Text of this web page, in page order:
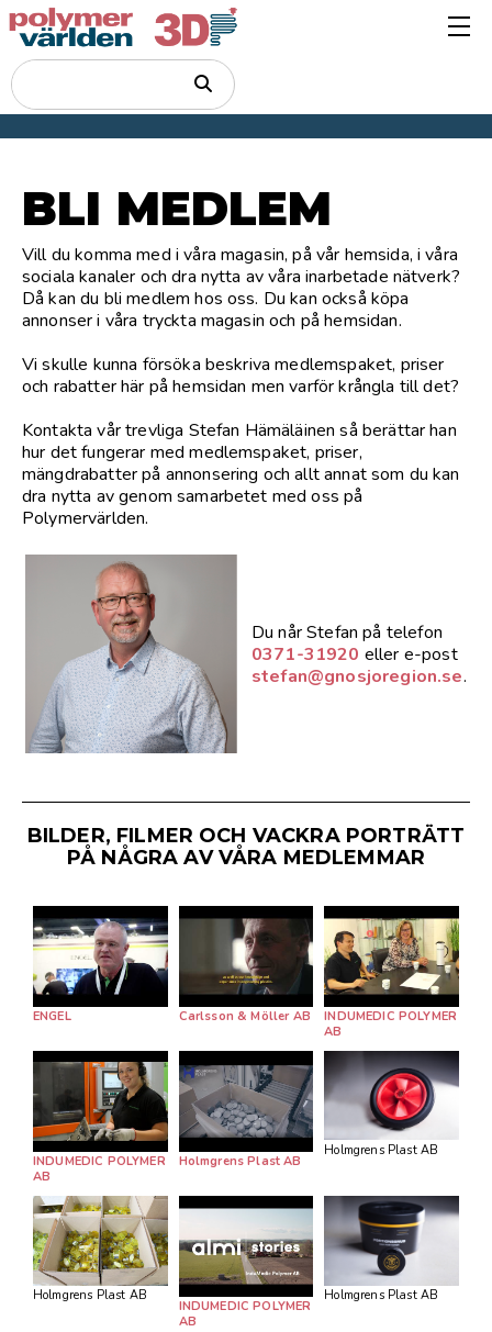
BLI MEDLEM
Vill du komma med i våra magasin, på vår hemsida, i våra
sociala kanaler och dra nytta av våra inarbetade nätverk?
Då kan du bli medlem hos oss. Du kan också köpa
annonser i våra tryckta magasin och på hemsidan.
Vi skulle kunna försöka beskriva medlemspaket, priser
och rabatter här på hemsidan men varför krångla till det?
Kontakta vår trevliga Stefan Hämäläinen så berättar han
hur det fungerar med medlemspaket, priser,
mängdrabatter på annonsering och allt annat som du kan
dra nytta av genom samarbetet med oss på
Polymervärlden.
Du når Stefan på telefon
0371-31920 eller e-post
stefan@gnosjoregion.se.
BILDER, FILMER OCH VACKRA PORTRÄTT
PÅ NÅGRA AV VÅRA MEDLEMMAR
ENGEL Carlsson & Möller AB
INDUMEDIC POLYMER
AB
INDUMEDIC POLYMER
AB
Holmgrens Plast AB
Holmgrens Plast AB
Holmgrens Plast AB
INDUMEDIC POLYMER
AB
Holmgrens Plast AB